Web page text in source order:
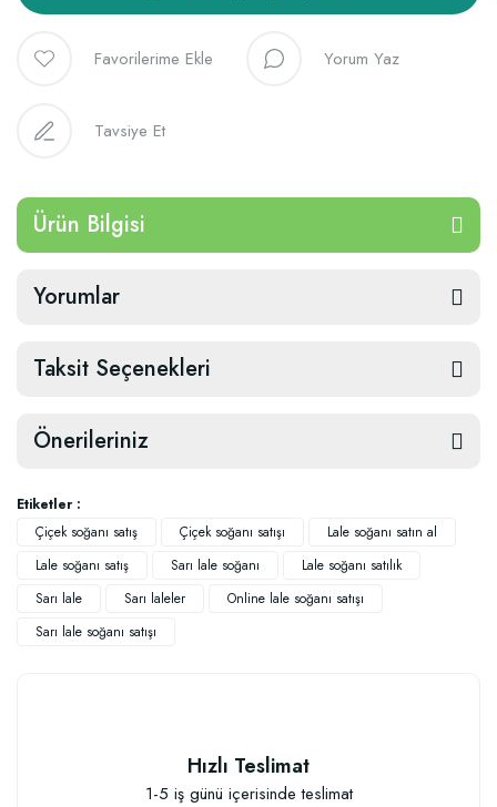
Yorum Yaz
Tavsiye Et
Ürün Bilgisi
Yorumlar
Taksit Seçenekleri
Önerileriniz
Etiketler :
Çiçek soğanı satış
Çiçek soğanı satışı
Lale soğanı satın al
Lale soğanı satış
Sarı lale soğanı
Lale soğanı satılık
Sarı lale
Sarı laleler
Online lale soğanı satışı
Sarı lale soğanı satışı
Hızlı Teslimat
1-5 iş günü içerisinde teslimat